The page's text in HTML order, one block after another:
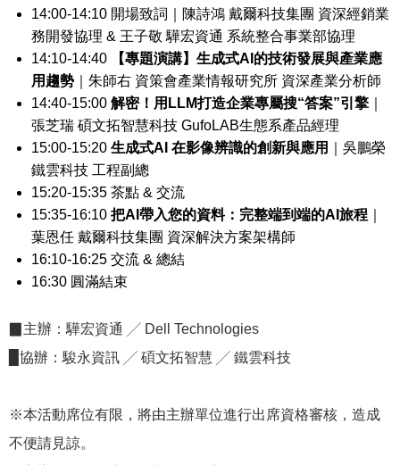
14:00-14:10 開場致詞｜陳詩鴻 戴爾科技集團 資深經銷業
務開發協理 & 王子敬 驊宏資通 系統整合事業部協理
14:10-14:40
【專題演講】生成式AI的技術發展與產業應
用趨勢 ｜朱師右 資策會產業情報研究所 資深產業分析師
14:40-15:00 解密！用LLM打造企業專屬搜“答案”引擎
張芝瑞 碩文拓智慧科技 GufoLAB生態系產品經理
15:00-15:20 生成式AI 在影像辨識的創新與應用
｜吳鵬榮
鐵雲科技 工程副總
15:20-15:35 茶點 & 交流
15:35-16:10 把AI帶入您的資料：完整端到端的AI旅程
葉恩任 戴爾科技集團 資深解決方案架構師
16:10-16:25 交流 & 總結
16:30 圓滿結束
▉主辦：驊宏資通 ╱ Dell Technologies
▉協辦：駿永資訊 ╱ 碩文拓智慧 ╱ 鐵雲科技
※本活動席位有限，將由主辦單位進行出席資格審核，造成
不便請見諒。